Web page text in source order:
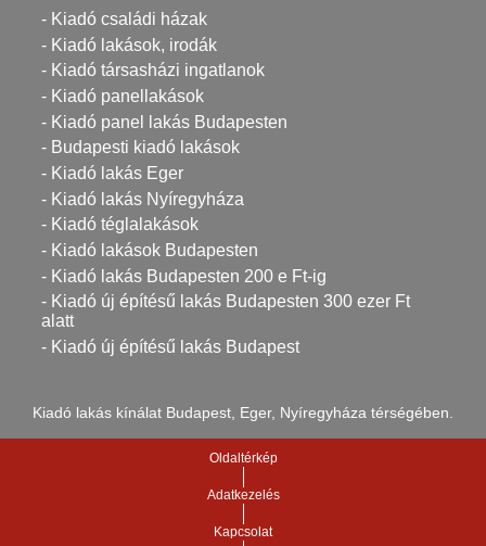
- Kiadó családi házak
- Kiadó lakások, irodák
- Kiadó társasházi ingatlanok
- Kiadó panellakások
- Kiadó panel lakás Budapesten
- Budapesti kiadó lakások
- Kiadó lakás Eger
- Kiadó lakás Nyíregyháza
- Kiadó téglalakások
- Kiadó lakások Budapesten
- Kiadó lakás Budapesten 200 e Ft-ig
- Kiadó új építésű lakás Budapesten 300 ezer Ft
alatt
- Kiadó új építésű lakás Budapest
Kiadó lakás kínálat Budapest, Eger, Nyíregyháza térségében.
Oldaltérkép
Adatkezelés
Kapcsolat